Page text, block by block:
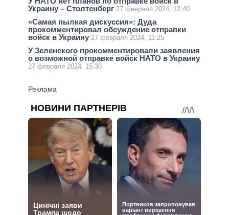
Украину – Столтенберг 27 февраля 2024, 12:40
«Самая пылкая дискуссия»: Дуда
прокомментировал обсуждение отправки
войск в Украину 27 февраля 2024, 11:25
У Зеленского прокомментировали заявления
о возможной отправке войск НАТО в Украину
27 февраля 2024, 15:30